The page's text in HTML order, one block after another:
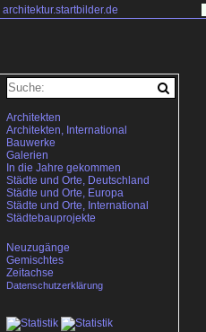
architektur.startbilder.de
Architekten
Architekten, International
Bauwerke
Galerien
In die Jahre gekommen
Städte und Orte, Deutschland
Städte und Orte, Europa
Städte und Orte, International
Städtebauprojekte
Neuzugänge
Gemischtes
Zeitachse
Datenschutzerklärung